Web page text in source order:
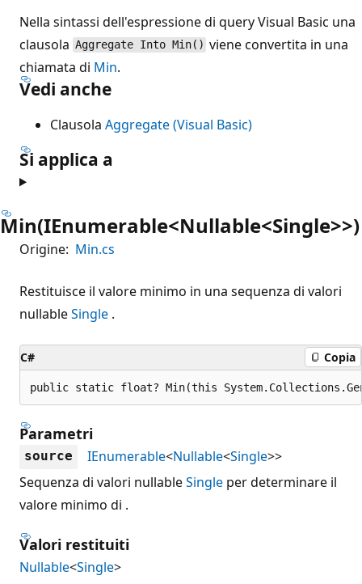
Nella sintassi dell'espressione di query Visual Basic una
clausola Aggregate Into Min() viene convertita in una
chiamata di Min.
Vedi anche
Clausola Aggregate (Visual Basic)
Si applica a
Min(IEnumerable<Nullable<Single>>)
Origine: Min.cs
Restituisce il valore minimo in una sequenza di valori
nullableSingle .
C# Copia
public static float? Min(this
Parametri
source IEnumerable<Nullable<Single>>
Sequenza di valori nullableSingle per determinare il
valore minimo di .
Valori restituiti
Nullable<Single>